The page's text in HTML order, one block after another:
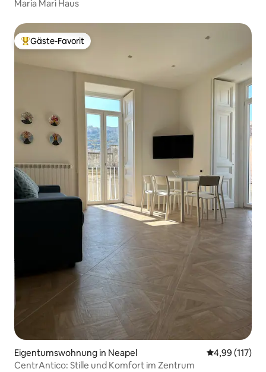
Maria Marì Haus
Beliebter Gäste-Favorit.
Gäste-Favorit
Eigentumswohnung in Neapel
4,99 (117)
CentrAntico: Stille und Komfort im Zentrum